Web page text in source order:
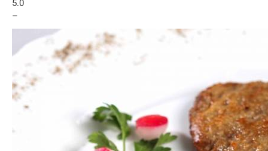
5.0
–